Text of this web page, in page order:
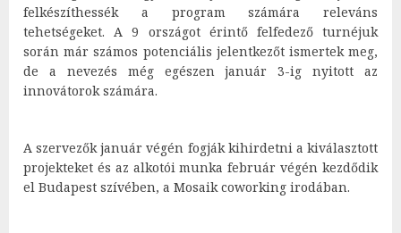
felkészíthessék a program számára releváns
tehetségeket. A 9 országot érintő felfedező turnéjuk
során már számos potenciális jelentkezőt ismertek meg,
de a nevezés még egészen január 3-ig nyitott az
innovátorok számára.
A szervezők január végén fogják kihirdetni a kiválasztott
projekteket és az alkotói munka február végén kezdődik
el Budapest szívében, a Mosaik coworking irodában.